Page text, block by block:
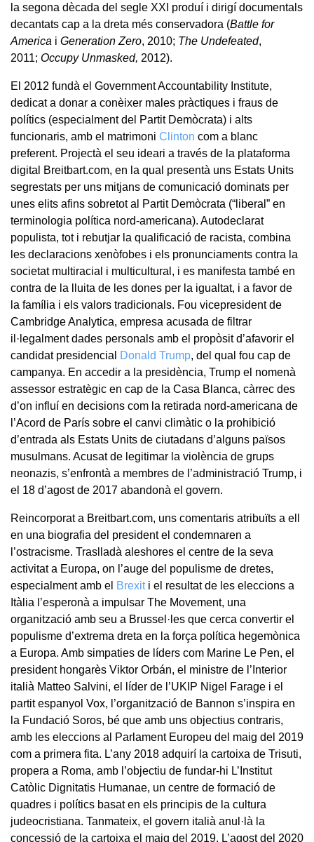
la segona dècada del segle XXI produí i dirigí documentals
decantats cap a la dreta més conservadora (Battle for
America i Generation Zero, 2010; The Undefeated,
2011; Occupy Unmasked, 2012).
El 2012 fundà el Government Accountability Institute,
dedicat a donar a conèixer males pràctiques i fraus de
polítics (especialment del Partit Demòcrata) i alts
funcionaris, amb el matrimoni Clinton com a blanc
preferent. Projectà el seu ideari a través de la plataforma
digital Breitbart.com, en la qual presentà uns Estats Units
segrestats per uns mitjans de comunicació dominats per
unes elits afins sobretot al Partit Demòcrata (“liberal” en
terminologia política nord-americana). Autodeclarat
populista, tot i rebutjar la qualificació de racista, combina
les declaracions xenòfobes i els pronunciaments contra la
societat multiracial i multicultural, i es manifesta també en
contra de la lluita de les dones per la igualtat, i a favor de
la família i els valors tradicionals. Fou vicepresident de
Cambridge Analytica, empresa acusada de filtrar
il·legalment dades personals amb el propòsit d’afavorir el
candidat presidencial
Donald Trump, del qual fou cap de
campanya. En accedir a la presidència, Trump el nomenà
assessor estratègic en cap de la Casa Blanca, càrrec des
d’on influí en decisions com la retirada nord-americana de
l’Acord de París sobre el canvi climàtic o la prohibició
d’entrada als Estats Units de ciutadans d’alguns països
musulmans. Acusat de legitimar la violència de grups
neonazis, s’enfrontà a membres de l’administració Trump, i
el 18 d’agost de 2017 abandonà el govern.
Reincorporat a Breitbart.com, uns comentaris atribuïts a ell
en una biografia del president el condemnaren a
l’ostracisme. Traslladà aleshores el centre de la seva
activitat a Europa, on l’auge del populisme de dretes,
especialment amb el Brexiti el resultat de les eleccions a
Itàlia l’esperonà a impulsar The Movement, una
organització amb seu a Brussel·les que cerca convertir el
populisme d’extrema dreta en la força política hegemònica
a Europa. Amb simpaties de líders com Marine Le Pen, el
president hongarès Viktor Orbán, el ministre de l’Interior
italià Matteo Salvini, el líder de l’UKIP Nigel Farage i el
partit espanyol Vox, l’organització de Bannon s’inspira en
la Fundació Soros, bé que amb uns objectius contraris,
amb les eleccions al Parlament Europeu del maig del 2019
com a primera fita. L’any 2018 adquirí la cartoixa de Trisuti,
propera a Roma, amb l’objectiu de fundar-hi L’Institut
Catòlic Dignitatis Humanae, un centre de formació de
quadres i polítics basat en els principis de la cultura
judeocristiana. Tanmateix, el govern italià anul·là la
concessió de la cartoixa el maig del 2019. L’agost del 2020